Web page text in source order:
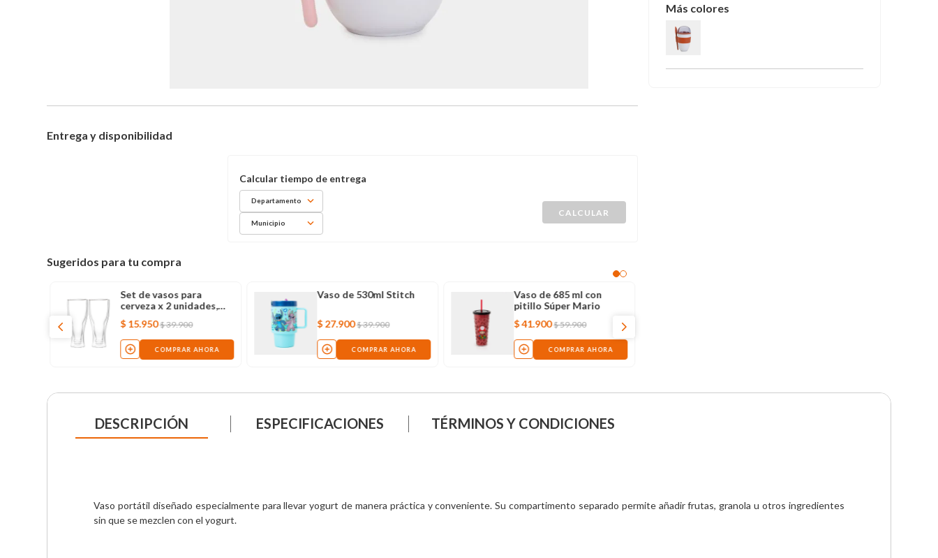
Entrega y disponibilidad
Departamento
Municipio
Sugeridos para tu compra
Set de vasos para
cerveza x 2 unidades,
250 ml
$ 15.950 $39.900
COMPRAR AHORA
Vaso de 530ml Stitch
$ 27.900 $39.900
COMPRAR AHORA
Vaso de 685 ml con
pitillo Súper Mario
$41.900 $59.900
COMPRAR AHORA
DESCRIPCIÓN ESPECIFICACIONES TÉRMINOS Y CONDICIONES
Vaso portátil diseñado especialmente para llevar yogurt de manera práctica y conveniente. Su compartimento separado permite añadir frutas, granola u otros ingredientes
sin que se mezclen con el yogurt.